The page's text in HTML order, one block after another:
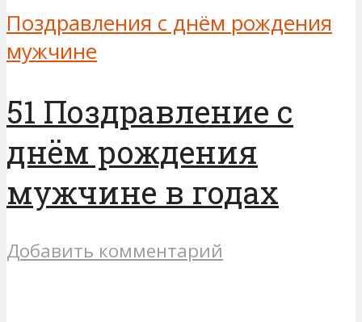
Поздравления с днём рождения
мужчине
51 Поздравление с
днём рождения
мужчине в годах
Добавить комментарий